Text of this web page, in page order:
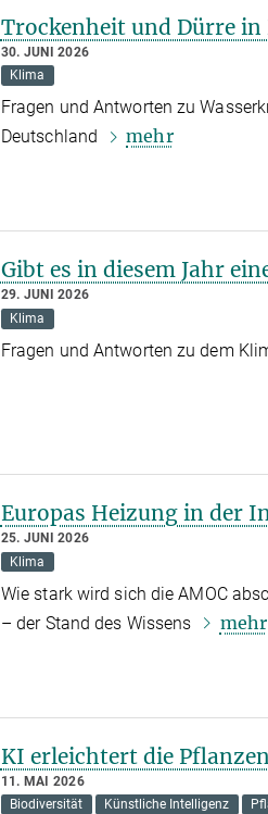
Trockenheit und Dürre in
30. JUNI 2026
Klima
Fragen und Antworten zu
Deutschland
mehr
Gibt es in diesem Jahr
29. JUNI 2026
Klima
Fragen und Antworten zu dem
Europas Heizung in der
25. JUNI 2026
Klima
Wie stark wird sich die AMOC
– der Stand des Wissens
mehr
KI erleichtert die
11. MAI 2026
Biodiversität
Künstliche Intelligenz